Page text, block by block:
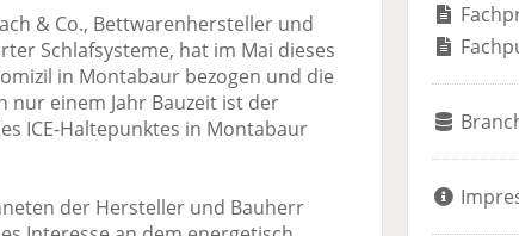
& Co., Bettwarenhersteller und
Schlafsysteme, hat im Mai dieses
in Montabaur bezogen und die
einem Jahr Bauzeit ist der
ICE-Haltepunktes in Montabaur
der Hersteller und Bauherr